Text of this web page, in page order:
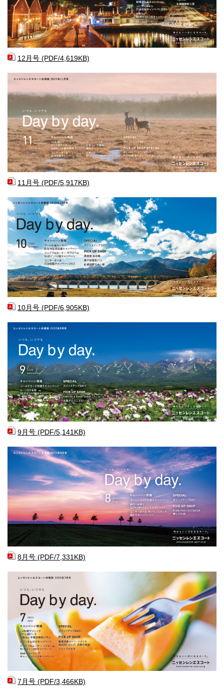
12月号 (PDF/4,619KB)
11月号 (PDF/5,917KB)
10月号 (PDF/6,905KB)
9月号 (PDF/5,141KB)
8月号 (PDF/7,331KB)
7月号 (PDF/3,466KB)